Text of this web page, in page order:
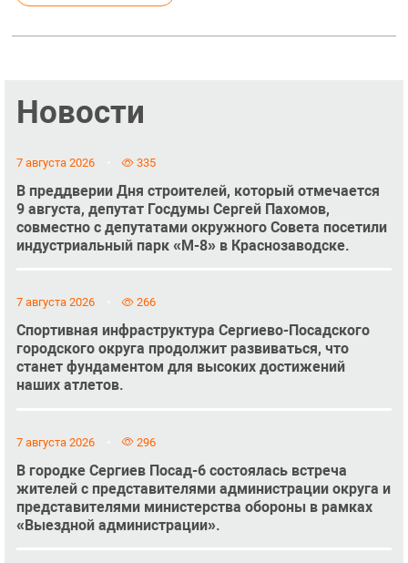
Новости
7 августа 2026 335
В преддверии Дня строителей, который отмечается
9 августа, депутат Госдумы Сергей Пахомов,
совместно с депутатами окружного Совета посетили
индустриальный парк «М-8» в Краснозаводске.
7 августа 2026 266
Спортивная инфраструктура Сергиево-Посадского
городского округа продолжит развиваться, что
станет фундаментом для высоких достижений
наших атлетов.
7 августа 2026 296
В городке Сергиев Посад-6 состоялась встреча
жителей с представителями администрации округа и
представителями министерства обороны в рамках
«Выездной администрации».